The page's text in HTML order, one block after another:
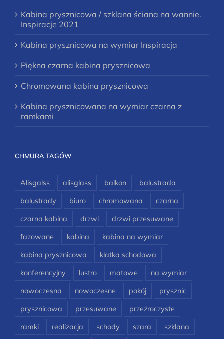
Kabina prysznicowa / szklana ściana na wannie.
Inspiracje 2021
Kabina prysznicowa na wymiar Inspiracja
Piękna czarna kabina prysznicowa
Chromowana kabina prysznicowa
Kabina prysznicowana na wymiar czarna z
ramkami
CHMURA TAGÓW
Alisgalss alisglass balkon
balustrada
balustrady
biuro chromowana
czarna
czarna kabina
drzwi
drzwi przesuwane
fazowane
kabina
kabina na wymiar
kabina prysznicowa
klatka schodowa
konferencyjny
lustro matowe
na wymiar
nowoczesna
nowoczesne pokój
prysznic
prysznicowa
przesuwane
przeźroczyste
ramki
realizacja schody szara szklana